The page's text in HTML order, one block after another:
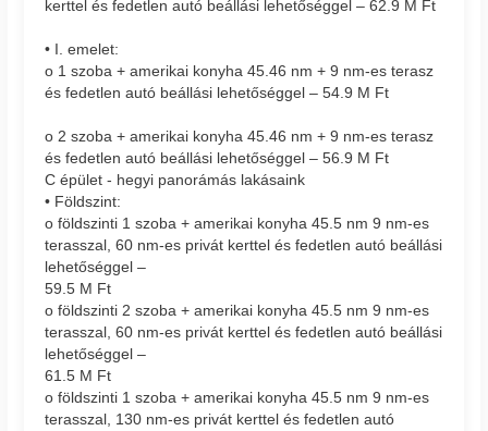
kerttel és fedetlen autó beállási lehetőséggel – 62.9 M Ft
• I. emelet:
o 1 szoba + amerikai konyha 45.46 nm + 9 nm-es terasz
és fedetlen autó beállási lehetőséggel – 54.9 M Ft
o 2 szoba + amerikai konyha 45.46 nm + 9 nm-es terasz
és fedetlen autó beállási lehetőséggel – 56.9 M Ft
C épület - hegyi panorámás lakásaink
• Földszint:
o földszinti 1 szoba + amerikai konyha 45.5 nm 9 nm-es
terasszal, 60 nm-es privát kerttel és fedetlen autó beállási
lehetőséggel –
59.5 M Ft
o földszinti 2 szoba + amerikai konyha 45.5 nm 9 nm-es
terasszal, 60 nm-es privát kerttel és fedetlen autó beállási
lehetőséggel –
61.5 M Ft
o földszinti 1 szoba + amerikai konyha 45.5 nm 9 nm-es
terasszal, 130 nm-es privát kerttel és fedetlen autó